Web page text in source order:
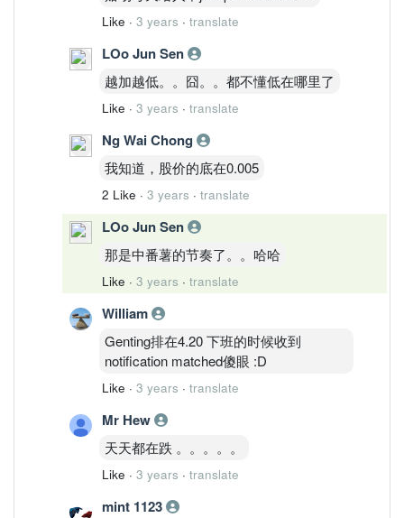
Like · 3 years · translate
LOo Jun Sen
越加越低。。囧。。都不懂低在哪里了
Like · 3 years · translate
Ng Wai Chong
我知道，股价的底在0.005
2 Like · 3 years · translate
LOo Jun Sen
那是中番薯的节奏了。。哈哈
Like · 3 years · translate
William
Genting排在4.20 下班的时候收到
notification matched傻眼 :D
Like · 3 years · translate
Mr Hew
天天都在跌 。。。。。
Like · 3 years · translate
mint 1123